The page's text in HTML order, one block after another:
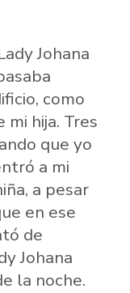
Johana
como
hija. Tres
que yo
a mi
a pesar
en ese
de
Johana
la noche.